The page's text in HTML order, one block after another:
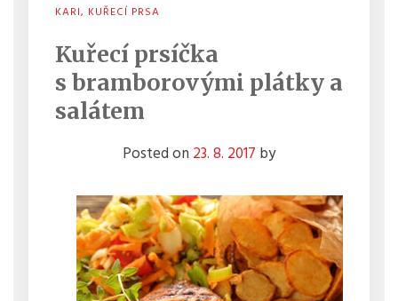
KARI, KUŘECÍ PRSA
Kuřecí prsíčka
s bramborovými plátky a
salátem
Posted on 23. 8. 2017 by